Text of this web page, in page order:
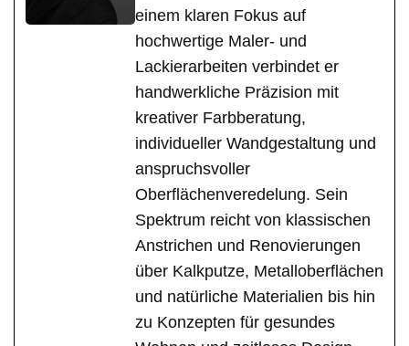
einem klaren Fokus auf
hochwertige Maler- und
Lackierarbeiten verbindet er
handwerkliche Präzision mit
kreativer Farbberatung,
individueller Wandgestaltung und
anspruchsvoller
Oberflächenveredelung. Sein
Spektrum reicht von klassischen
Anstrichen und Renovierungen
über Kalkputze, Metalloberflächen
und natürliche Materialien bis hin
zu Konzepten für gesundes